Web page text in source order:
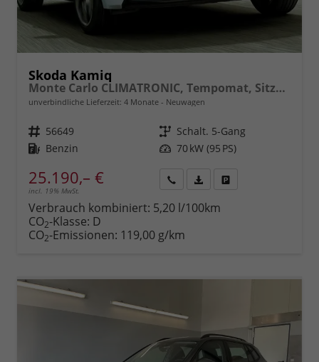
Skoda Kamiq
Monte Carlo CLIMATRONIC, Tempomat, Sitzhzg., FRONT+LANE+RAIN ASSIST, FULL LED, Bolero, Berganfahrassistent, Rückfahrkamera, KESSY, Panoramadach, Sound System, uvm.
unverbindliche Lieferzeit: 4 Monate Neuwagen
Fahrzeugnr. 56649 Getriebe Schalt. 5-Gang
Kraftstoff Benzin Leistung 70 kW (95 PS)
25.190,– €
incl. 19% MwSt.
anfordern
Datei,
Verbrauch kombiniert: 5,20 l/100km
CO2-Klasse: D
CO2-Emissionen: 119,00 g/km